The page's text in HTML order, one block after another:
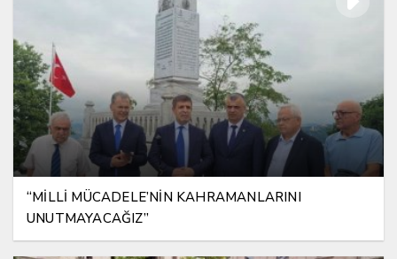
“MİLLİ MÜCADELE’NİN KAHRAMANLARINI
UNUTMAYACAĞIZ”